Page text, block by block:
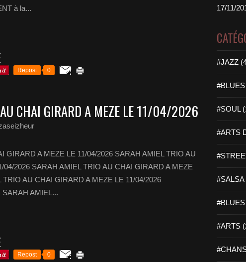
à la...
Repost 0
CHAI GIRARD A MEZE LE 11/04/2026
GIRARD A MEZE LE 11/04/2026 SARAH AMIEL TRIO AU
04/2026 SARAH AMIEL TRIO AU CHAI GIRARD A MEZE
TRIO AU CHAI GIRARD A MEZE LE 11/04/2026
SARAH AMIEL...
Repost 0
17/11/
#JAZZ
#SOUL
#ARTS
#SALSA
#ARTS